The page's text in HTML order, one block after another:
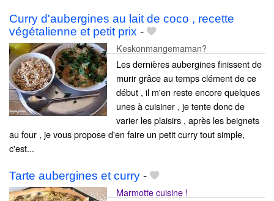
Curry d'aubergines au lait de coco , recette
végétalienne et petit prix -
Keskonmangemaman?
Les dernières aubergines finissent de
murir grâce au temps clément de ce
début , il m'en reste encore quelques
unes à cuisiner , je tente donc de
varier les plaisirs , après les beignets
au four , je vous propose d'en faire un petit curry tout simple,
c'est...
Tarte aubergines et curry -
Marmotte cuisine !